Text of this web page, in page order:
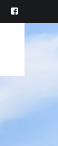
Facebook
Profile